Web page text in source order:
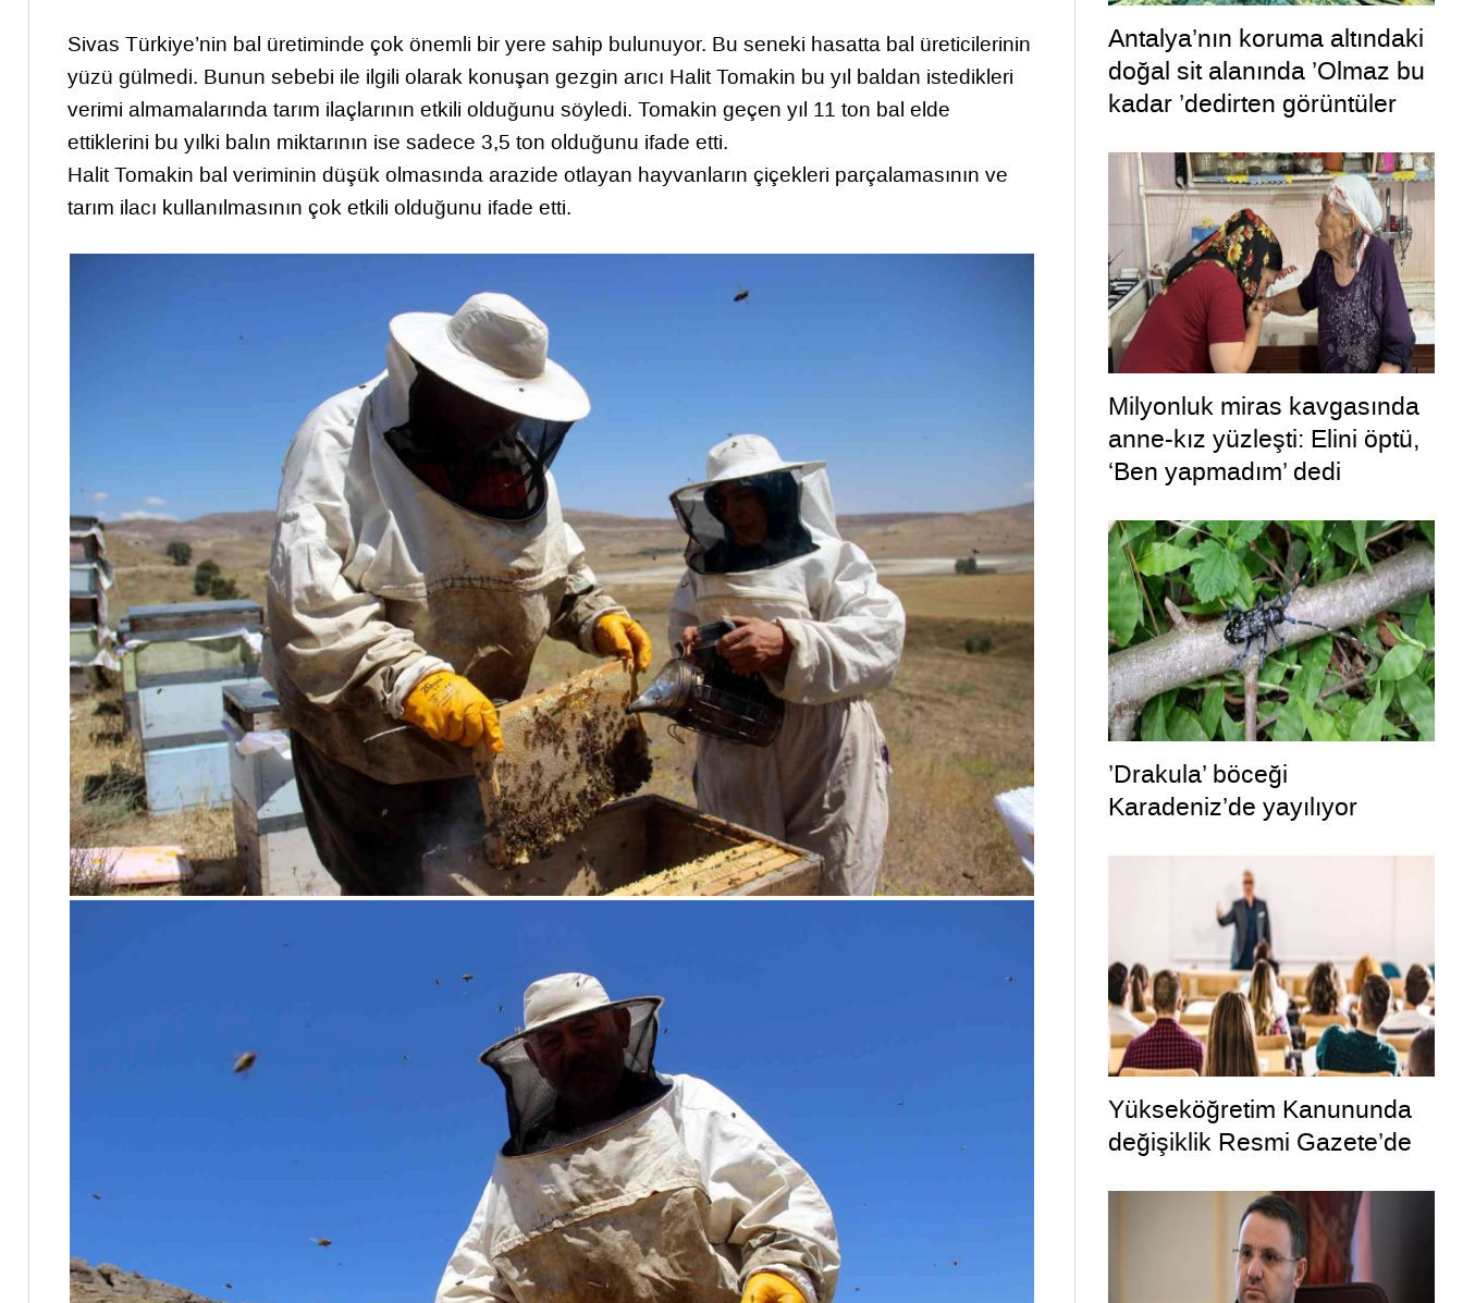
Sivas Türkiye’nin bal üretiminde çok önemli bir yere sahip bulunuyor. Bu seneki hasatta bal üreticilerinin
yüzü gülmedi. Bunun sebebi ile ilgili olarak konuşan gezgin arıcı Halit Tomakin bu yıl baldan istedikleri
verimi almamalarında tarım ilaçlarının etkili olduğunu söyledi. Tomakin geçen yıl 11 ton bal elde
ettiklerini bu yılki balın miktarının ise sadece 3,5 ton olduğunu ifade etti.
Halit Tomakin bal veriminin düşük olmasında arazide otlayan hayvanların çiçekleri parçalamasının ve
tarım ilacı kullanılmasının çok etkili olduğunu ifade etti.
Antalya’nın koruma altındaki
doğal sit alanında ’Olmaz bu
kadar ’dedirten görüntüler
Milyonluk miras kavgasında
anne-kız yüzleşti: Elini öptü,
‘Ben yapmadım’ dedi
’Drakula’ böceği
Karadeniz’de yayılıyor
Yükseköğretim Kanununda
değişiklik Resmi Gazete’de